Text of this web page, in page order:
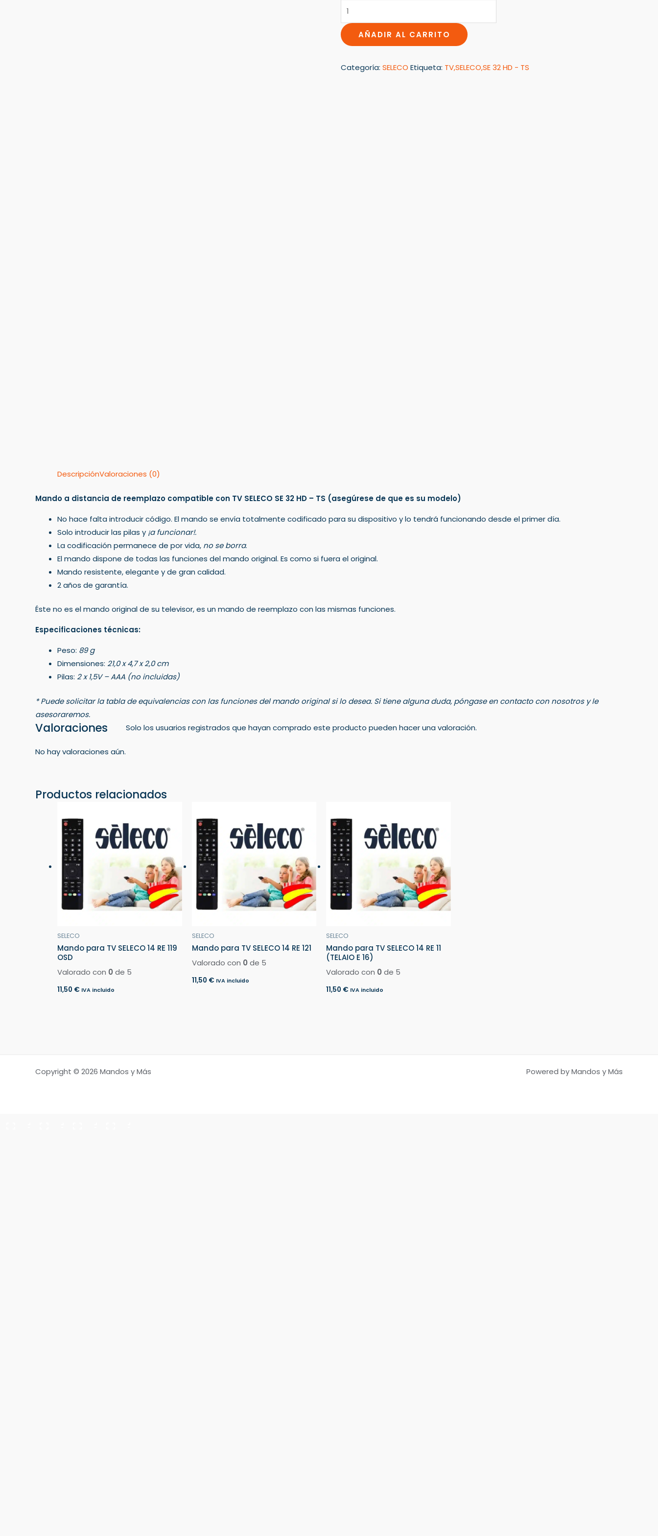
cantidad
AÑADIR AL CARRITO
Categoría: SELECO Etiqueta: TV,SELECO,SE 32 HD - TS
DescripciónValoraciones (0)
Mando a distancia de reemplazo compatible con TV SELECO SE 32 HD – TS (asegúrese de que es su modelo)
No hace falta introducir código. El mando se envía totalmente codificado para su dispositivo y lo tendrá funcionando desde el primer día.
Solo introducir las pilas y ¡a funcionar!.
La codificación permanece de por vida, no se borra.
El mando dispone de todas las funciones del mando original. Es como si fuera el original.
Mando resistente, elegante y de gran calidad.
2 años de garantía.
Éste no es el mando original de su televisor, es un mando de reemplazo con las mismas funciones.
Especificaciones técnicas:
Peso: 89 g
Dimensiones: 21,0 x 4,7 x 2,0 cm
Pilas: 2 x 1,5V – AAA (no incluidas)
* Puede solicitar la tabla de equivalencias con las funciones del mando original si lo desea. Si tiene alguna duda, póngase en contacto con nosotros y le
asesoraremos.
Valoraciones
No hay valoraciones aún.
Solo los usuarios registrados que hayan comprado este producto pueden hacer una valoración.
Productos relacionados
SELECO
Mando para TV SELECO 14 RE 119
OSD
Valorado con 0 de 5
11,50 € IVA incluido
SELECO
Mando para TV SELECO 14 RE 121
Valorado con 0 de 5
11,50 € IVA incluido
SELECO
Mando para TV SELECO 14 RE 11
(TELAIO E 16)
Valorado con 0 de 5
11,50 € IVA incluido
Copyright © 2026 Mandos y Más Powered by Mandos y Más